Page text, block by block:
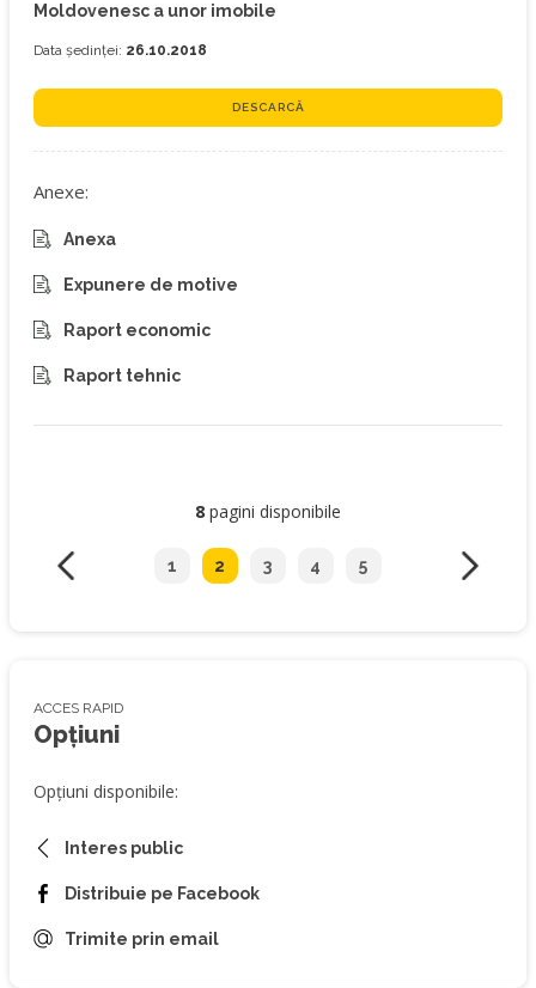
Moldovenesc a unor imobile
Data ședinței: 26.10.2018
DESCARCĂ
Anexe:
Anexa
Expunere de motive
Raport economic
Raport tehnic
8 pagini disponibile
1 2 3 4 5
ACCES RAPID
Opțiuni
Opțiuni disponibile:
Interes public
Distribuie pe Facebook
Trimite prin email